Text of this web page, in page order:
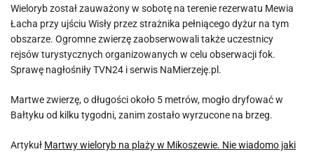
Wieloryb został zauważony w sobotę na terenie rezerwatu Mewia
Łacha przy ujściu Wisły przez strażnika pełniącego dyżur na tym
obszarze. Ogromne zwierzę zaobserwowali także uczestnicy
rejsów turystycznych organizowanych w celu obserwacji fok.
Sprawę nagłośniły TVN24 i serwis NaMierzeję.pl.
Martwe zwierzę, o długości około 5 metrów, mogło dryfować w
Bałtyku od kilku tygodni, zanim zostało wyrzucone na brzeg.
Artykuł Martwy wieloryb na plaży w Mikoszewie. Nie wiadomo jaki